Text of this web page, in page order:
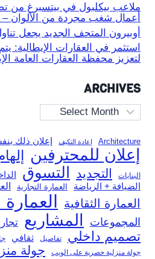
ملاعب بيكلبول في بيتسبرغ من
أعمال شغب مجردة من الألوان –
أوبيرون المتحف الجديد يجعل
استثمر في العقارات الإيطالية:
لتعزيز محفظة العقارات العامة
ARCHIVES
Archives
Architecture إعادة التكيف إعلان ذلك
إعلان للمحترفين
البنايات التجديد التسوق
الضيافة + الرياضة العمارة التجارية
العمارة الثقافية
المجموعات المشاريع
تصميم داخلي تفاصيل ثقافي
جولة منزلية حصرية على الويب جولة